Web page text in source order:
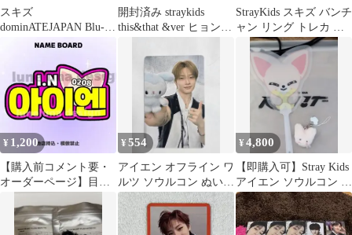
スキズ
dominATEJAPAN Blu-
ray 封入 ソニミュ特
開封済み straykids
this&that &ver ヒョンジ
StrayKids スキズ バンチ
ャン リング トレカ 購
入特典 ソウルコン
¥ 1,200
【購入前コメント要・
オーダーページ】目立
ムボード
¥554
アイエン オフライン ワ
ルツ ソウルコン ぬいぐ
るみ トレカ 即購入可能
¥4,800
【即購入可】Stray Kids
アイエン ソウルコン 入
場特典 3点セット